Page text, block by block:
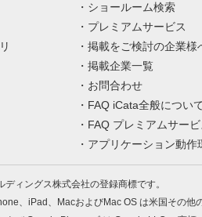
ショールーム検索
プレミアムサービス
掲載をご検討の企業様
掲載企業一覧
お問合わせ
FAQ iCata全般について
FAQ プレミアムサー
アプリケーション動作
ィングス株式会社の登録商標です。
、iPad、MacおよびMac OS は米国その他